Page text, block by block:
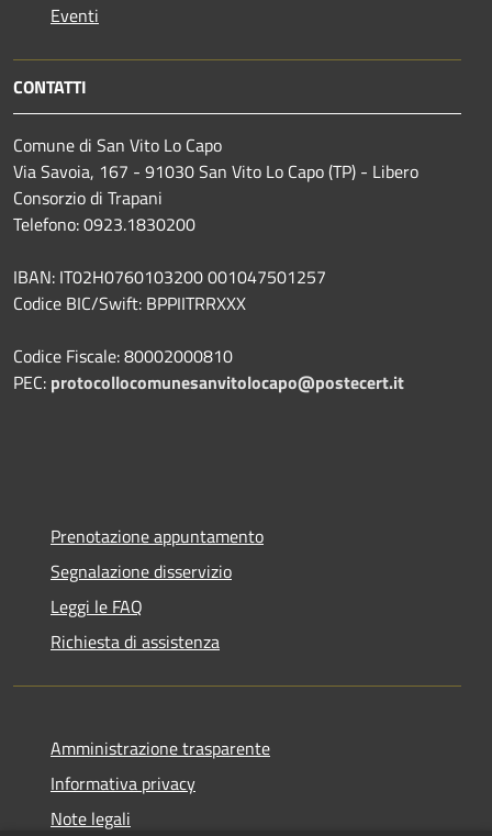
Eventi
CONTATTI
Comune di San Vito Lo Capo
Via Savoia, 167 - 91030 San Vito Lo Capo (TP) - Libero
Consorzio di Trapani
Telefono: 0923.1830200
IBAN: IT02H0760103200 001047501257
Codice BIC/Swift: BPPIITRRXXX
Codice Fiscale: 80002000810
PEC: protocollocomunesanvitolocapo@postecert.it
Prenotazione appuntamento
Segnalazione disservizio
Leggi le FAQ
Richiesta di assistenza
Amministrazione trasparente
Informativa privacy
Note legali